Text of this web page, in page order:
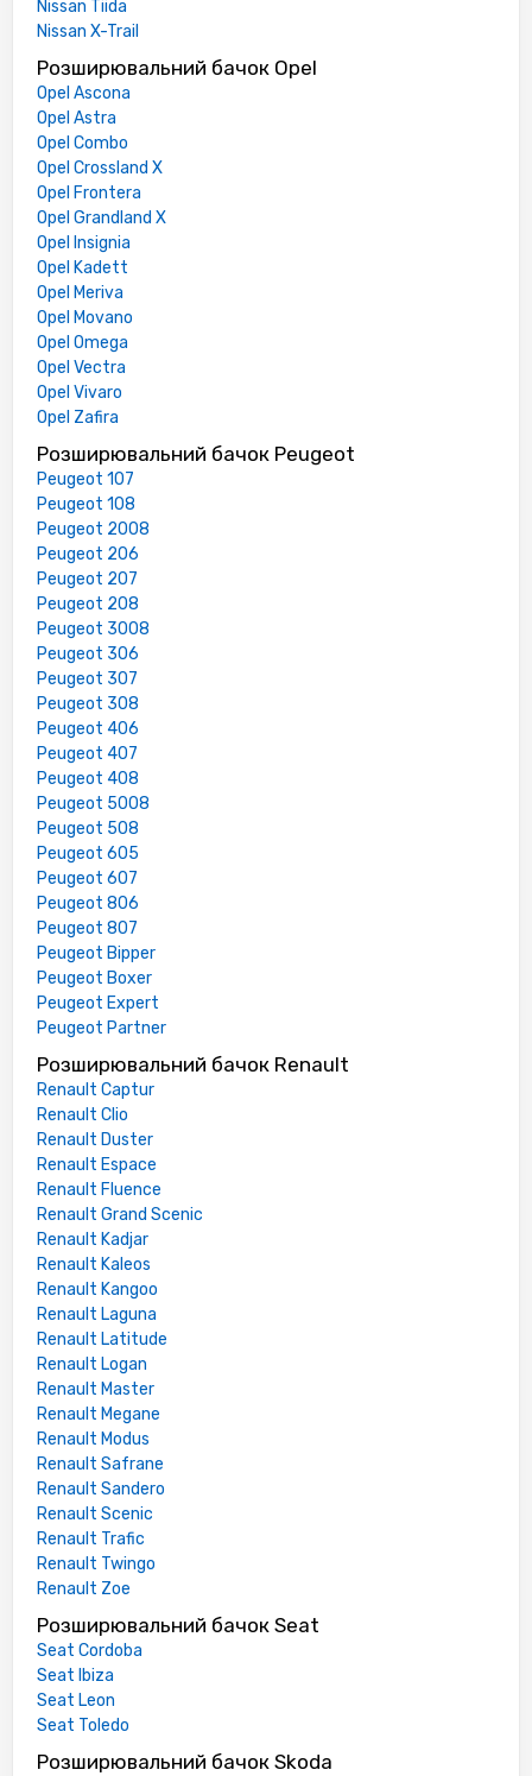
Nissan Tiida
Nissan X-Trail
Розширювальний бачок Opel
Opel Ascona
Opel Astra
Opel Combo
Opel Crossland X
Opel Frontera
Opel Grandland X
Opel Insignia
Opel Kadett
Opel Meriva
Opel Movano
Opel Omega
Opel Vectra
Opel Vivaro
Opel Zafira
Розширювальний бачок Peugeot
Peugeot 107
Peugeot 108
Peugeot 2008
Peugeot 206
Peugeot 207
Peugeot 208
Peugeot 3008
Peugeot 306
Peugeot 307
Peugeot 308
Peugeot 406
Peugeot 407
Peugeot 408
Peugeot 5008
Peugeot 508
Peugeot 605
Peugeot 607
Peugeot 806
Peugeot 807
Peugeot Bipper
Peugeot Boxer
Peugeot Expert
Peugeot Partner
Розширювальний бачок Renault
Renault Captur
Renault Clio
Renault Duster
Renault Espace
Renault Fluence
Renault Grand Scenic
Renault Kadjar
Renault Kaleos
Renault Kangoo
Renault Laguna
Renault Latitude
Renault Logan
Renault Master
Renault Megane
Renault Modus
Renault Safrane
Renault Sandero
Renault Scenic
Renault Trafic
Renault Twingo
Renault Zoe
Розширювальний бачок Seat
Seat Cordoba
Seat Ibiza
Seat Leon
Seat Toledo
Розширювальний бачок Skoda